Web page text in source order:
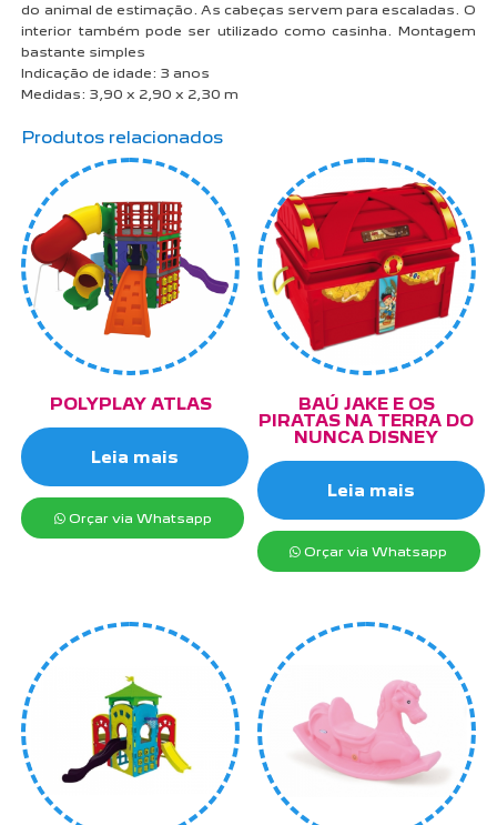
do animal de estimação. As cabeças servem para escaladas. O
interior também pode ser utilizado como casinha. Montagem
bastante simples
Indicação de idade: 3 anos
Medidas: 3,90 x 2,90 x 2,30 m
Produtos relacionados
POLYPLAY ATLAS
Leia mais
Orçar via Whatsapp
BAÚ JAKE E OS
PIRATAS NA TERRA DO
NUNCA DISNEY
Leia mais
Orçar via Whatsapp